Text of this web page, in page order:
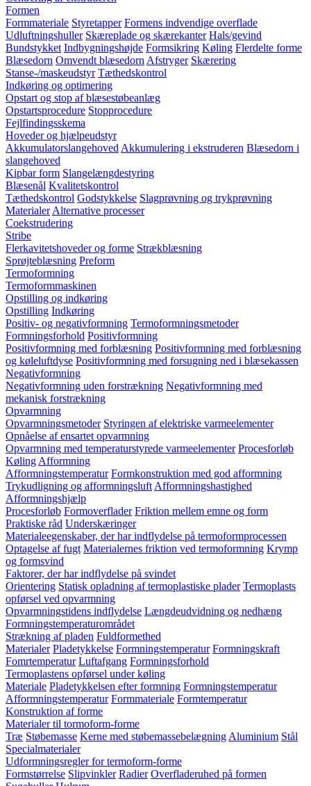
Formen
Formmateriale Styretapper Formens indvendige overflade
Udluftningshuller Skæreplade og skærekanter Hals/gevind
Bundstykket Indbygningshøjde Formsikring Køling Flerdelte forme
Blæsedorn Omvendt blæsedorn Afstryger Skærering
Stanse-/maskeudstyr Tæthedskontrol
Indkøring og optimering
Opstart og stop af blæsestøbeanlæg
Opstartsprocedure Stopprocedure
Fejlfindingsskema
Hoveder og hjælpeudstyr
Akkumulatorslangehoved Akkumulering i ekstruderen Blæsedorn i
slangehoved
Kipbar form Slangelængdestyring
Blæsenål Kvalitetskontrol
Tæthedskontrol Godstykkelse Slagprøvning og trykprøvning
Materialer Alternative processer
Coekstrudering
Stribe
Flerkavitetshoveder og forme Strækblæsning
Sprøjteblæsning Preform
Termoformning
Termoformmaskinen
Opstilling og indkøring
Opstilling Indkøring
Positiv- og negativformning Termoformningsmetoder
Formningsforhold Positivformning
Positivformning med forblæsning Positivformning med forblæsning
og køleluftdyse Positivformning med forsugning ned i blæsekassen
Negativformning
Negativformning uden forstrækning Negativformning med
mekanisk forstrækning
Opvarmning
Opvarmningsmetoder Styringen af elektriske varmeelementer
Opnåelse af ensartet opvarmning
Opvarmning med temperaturstyrede varmeelementer Procesforløb
Køling Afformning
Afformningstemperatur Formkonstruktion med god afformning
Trykudligning og afformningsluft Afformningshastighed
Afformningshjælp
Procesforløb Formoverflader Friktion mellem emne og form
Praktiske råd Underskæringer
Materialeegenskaber, der har indflydelse på termoformprocessen
Optagelse af fugt Materialernes friktion ved termoformning Krymp
og formsvind
Faktorer, der har indflydelse på svindet
Orientering Statisk opladning af termoplastiske plader Termoplasts
opførsel ved opvarmning
Opvarmningstidens indflydelse Længdeudvidning og nedhæng
Formningstemperaturområdet
Strækning af pladen Fuldformethed
Materialer Pladetykkelse Formningstemperatur Formningskraft
Fomrtemperatur Luftafgang Formningsforhold
Termoplastens opførsel under køling
Materiale Pladetykkelsen efter formning Formningstemperatur
Afformningstemperatur Formmateriale Formtemperatur
Konstruktion af forme
Materialer til tormoform-forme
Træ Støbemasse Kerne med støbemassebelægning Aluminium Stål
Specialmaterialer
Udformningsregler for termoform-forme
Formstørrelse Slipvinkler Radier Overfladeruhed på formen